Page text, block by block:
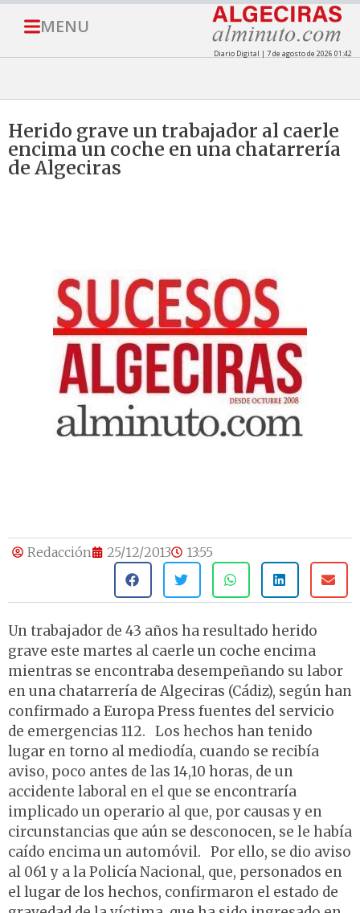
MENU
Diario Digital | 7 de agosto de 2026 01:42
Herido grave un trabajador al caerle
encima un coche en una chatarrería
de Algeciras
Redacción 25/12/2013 13:55
Un trabajador de 43 años ha resultado herido
grave este martes al caerle un coche encima
mientras se encontraba desempeñando su labor
en una chatarrería de Algeciras (Cádiz), según han
confirmado a Europa Press fuentes del servicio
de emergencias 112. Los hechos han tenido
lugar en torno al mediodía, cuando se recibía
aviso, poco antes de las 14,10 horas, de un
accidente laboral en el que se encontraría
implicado un operario al que, por causas y en
circunstancias que aún se desconocen, se le había
caído encima un automóvil. Por ello, se dio aviso
al 061 y a la Policía Nacional, que, personados en
el lugar de los hechos, confirmaron el estado de